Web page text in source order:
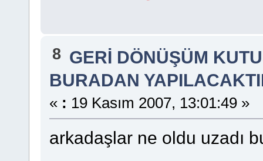
8 GERİ DÖNÜŞÜM
BURADAN
« : 19 Kasım 2007, 13:01:49 »
arkadaşlar ne oldu uzadı